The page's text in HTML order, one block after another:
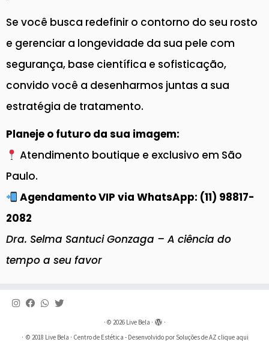
Se você busca redefinir o contorno do seu rosto
e gerenciar a longevidade da sua pele com
segurança, base científica e sofisticação,
convido você a desenharmos juntas a sua
estratégia de tratamento.
Planeje o futuro da sua imagem:
Atendimento boutique e exclusivo em São
Paulo.
Agendamento VIP via WhatsApp: (11) 98817-
2082
Dra. Selma Santuci Gonzaga – A ciência do
tempo a seu favor
· © 2026 Live Bela ·
·
· © 2018 Live Bela · Centro de Estética - Desenvolvido por Soluções de AZ clique aqui